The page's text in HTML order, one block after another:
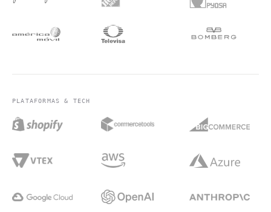
PLATAFORMAS & TECH